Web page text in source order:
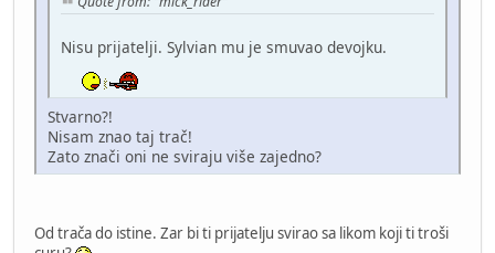
Nisu prijatelji. Sylvian mu je smuvao devojku.
Stvarno?!
Nisam znao taj trač!
Zato znači oni ne sviraju više zajedno?
Od trača do istine. Zar bi ti prijatelju svirao sa likom koji ti troši